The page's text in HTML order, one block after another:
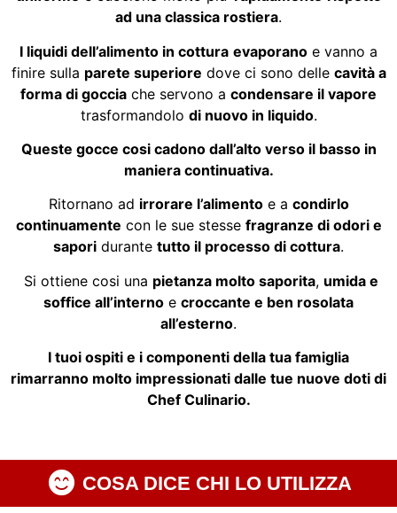
ad una classica rostiera.
I liquidi dell’alimento in cottura evaporano e vanno a
finire sulla parete superiore dove ci sono delle cavità a
forma di goccia che servono a condensare il vapore
trasformandolo di nuovo in liquido.
Queste gocce cosi cadono dall’alto verso il basso in
maniera continuativa.
Ritornano ad irrorare l’alimentoe a condirlo
continuamente con le sue stesse fragranze di odori e
sapori durante tutto il processo di cottura.
Si ottiene cosi una pietanza molto saporita, umida e
soffice all’interno e croccante e ben rosolata
all’esterno.
I tuoi ospiti e i componenti della tua famiglia
rimarranno molto impressionati dalle tue nuove doti di
Chef Culinario.
COSA DICE CHI LO UTILIZZA